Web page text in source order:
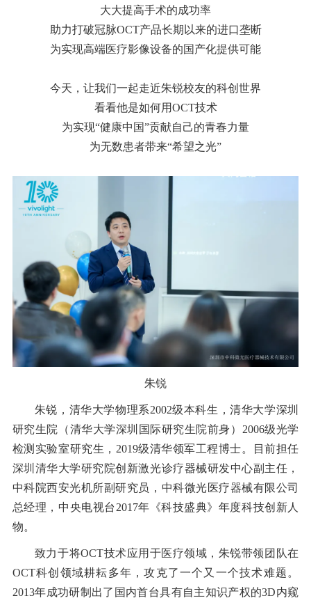
大大提高手术的成功率
助力打破冠脉OCT产品长期以来的进口垄断
为实现高端医疗影像设备的国产化提供可能
今天，让我们一起走近朱锐校友的科创世界
看看他是如何用OCT技术
为实现“健康中国”贡献自己的青春力量
为无数患者带来“希望之光”
朱锐
朱锐，清华大学物理系2002级本科生，清华大学深圳
研究生院（清华大学深圳国际研究生院前身）2006级光学
检测实验室研究生，2019级清华领军工程博士。目前担任
深圳清华大学研究院创新激光诊疗器械研发中心副主任，
中科院西安光机所副研究员，中科微光医疗器械有限公司
总经理，中央电视台2017年《科技盛典》年度科技创新人
物。
致力于将OCT技术应用于医疗领域，朱锐带领团队在
OCT科创领域耕耘多年，攻克了一个又一个技术难题。
2013年成功研制出了国内首台具有自主知识产权的3D内窥